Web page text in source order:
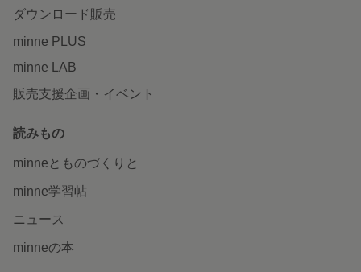
ダウンロード販売
minne PLUS
minne LAB
販売支援企画・イベント
読みもの
minneとものづくりと
minne学習帖
ニュース
minneの本